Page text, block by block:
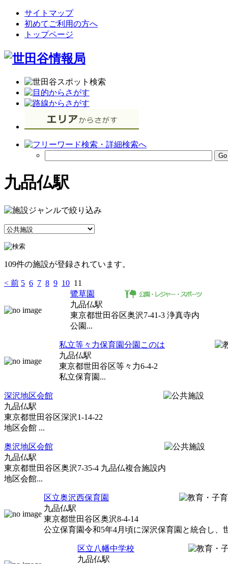
サイトマップ
初めてご利用の方へ
トップページ
九品仏駅
109件の施設が登録されています。
< 前 5 6 7 8 9 10 11
鷺草園
九品仏駅
東京都世田谷区奥沢7-41-3 浄真寺内
公園...
私立等々力保育園分園このは
九品仏駅
東京都世田谷区等々力6-4-2
私立保育園...
深沢地区会館
九品仏駅
東京都世田谷区深沢1-14-22
地区会館 ...
奥沢地区会館
九品仏駅
東京都世田谷区奥沢7-35-4 九品仏複合施設内
地区会館...
区立奥沢西保育園
九品仏駅
東京都世田谷区奥沢8-4-14
公立保育園令和5年4月頃に深沢保育園と統合し、
区立八幡中学校
九品仏駅